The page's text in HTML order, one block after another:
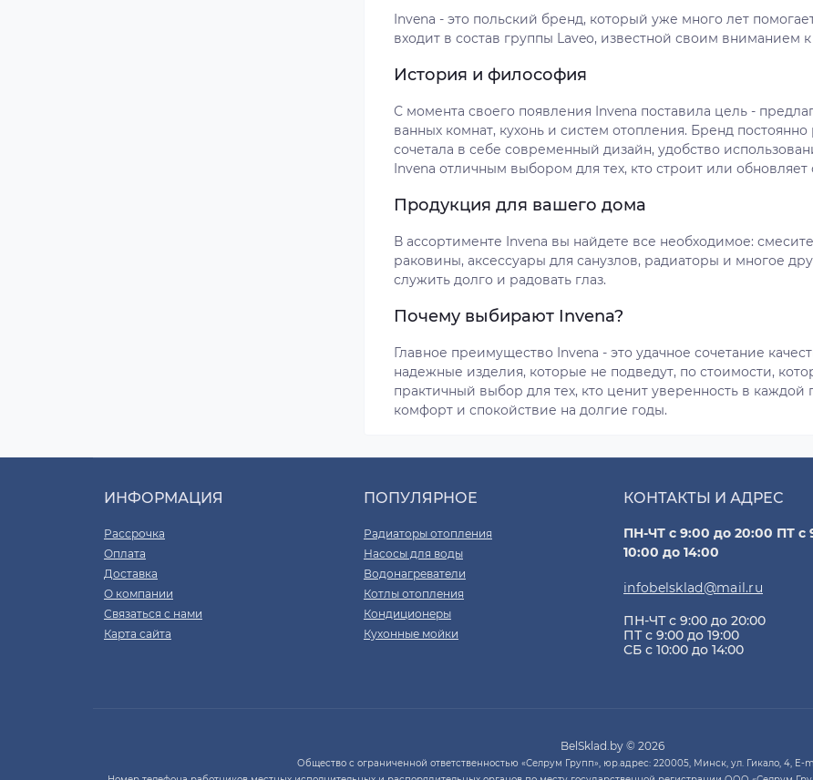
Invena - это польский бренд, который уже много лет
входит в состав группы Laveo, известной своим вниманием к
История и философия
С момента своего появления Invena поставила цель -
ванных комнат, кухонь и систем отопления. Бренд
сочетала в себе современный дизайн, удобство
Invena отличным выбором для тех, кто строит или обновляет
Продукция для вашего дома
В ассортименте Invena вы найдете все необходимое:
раковины, аксессуары для санузлов, радиаторы и многое
служить долго и радовать глаз.
Почему выбирают Invena?
Главное преимущество Invena - это удачное сочетание
надежные изделия, которые не подведут, по стоимости,
практичный выбор для тех, кто ценит уверенность в
комфорт и спокойствие на долгие годы.
ИНФОРМАЦИЯ
Рассрочка
Оплата
Доставка
О компании
Связаться с нами
Карта сайта
ПОПУЛЯРНОЕ
Радиаторы отопления
Насосы для воды
Водонагреватели
Котлы отопления
Кондиционеры
Кухонные мойки
КОНТАКТЫ И АДРЕС
ПН-ЧТ с 9:00 до 20:00 ПТ с
10:00 до 14:00
infobelsklad@mail.ru
ПН-ЧТ с 9:00 до 20:00
ПТ с 9:00 до 19:00
СБ с 10:00 до 14:00
BelSklad.by © 2026
Общество с ограниченной ответственностью «Селрум Групп», юр.адрес: 220005, Минск, ул. Гикало, 4, E-